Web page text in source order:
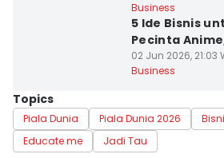
Business
5 Ide Bisnis
Pecinta
02 Jun 2026, 21:03
Business
Topics
Piala Dunia Piala Dunia 2026
Educate me
Jadi Tau